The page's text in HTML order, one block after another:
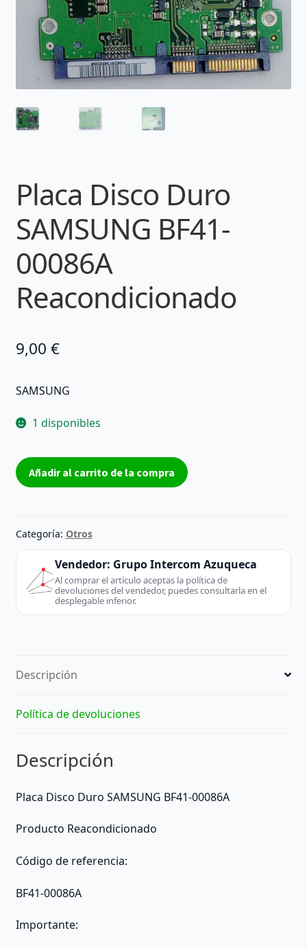
Placa Disco Duro
SAMSUNG BF41-
00086A
Reacondicionado
9,00 €
SAMSUNG
1 disponibles
Placa
Disco
BF41-
00086A
Reacondicionado
cantidad
Añadir al carrito de la compra
Categoría: Otros
Vendedor: Grupo Intercom Azuqueca
Al comprar el artículo aceptas la política de
devoluciones del vendedor, puedes consultarla en el
desplegable inferior.
Descripción
Política de devoluciones
Descripción
Placa Disco Duro SAMSUNG BF41-00086A
Producto Reacondicionado
Código de referencia:
BF41-00086A
Importante: